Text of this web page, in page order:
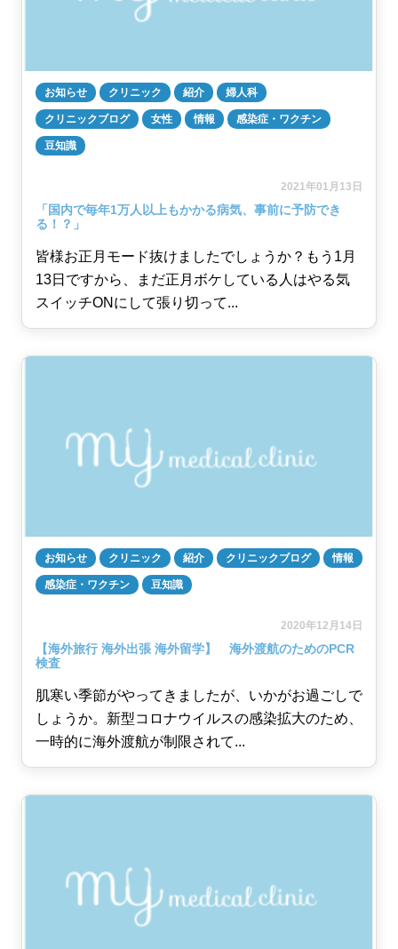
お知らせ クリニック 紹介 婦人科
クリニックブログ 女性 情報 感染症・ワクチン
豆知識
2021年01月13日
「国内で毎年1万人以上もかかる病気、事前に予防でき
る！？」
皆様お正月モード抜けましたでしょうか？もう1月
13日ですから、まだ正月ボケしている人はやる気
スイッチONにして張り切って...
お知らせ クリニック 紹介 クリニックブログ 情報
感染症・ワクチン 豆知識
2020年12月14日
【海外旅行 海外出張 海外留学】 海外渡航のためのPCR
検査
肌寒い季節がやってきましたが、いかがお過ごしで
しょうか。新型コロナウイルスの感染拡大のため、
一時的に海外渡航が制限されて...